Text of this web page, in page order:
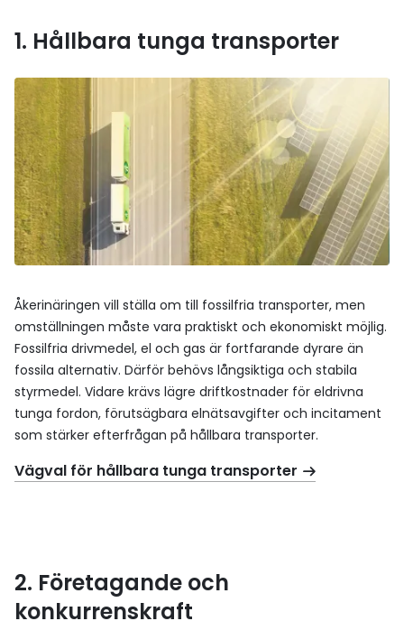
1. Hållbara tunga transporter
Åkerinäringen vill ställa om till fossilfria transporter, men
omställningen måste vara praktiskt och ekonomiskt möjlig.
Fossilfria drivmedel, el och gas är fortfarande dyrare än
fossila alternativ. Därför behövs långsiktiga och stabila
styrmedel. Vidare krävs lägre driftkostnader för eldrivna
tunga fordon, förutsägbara elnätsavgifter och incitament
som stärker efterfrågan på hållbara transporter.
Vägval för hållbara tunga transporter
2. Företagande och
konkurrenskraft